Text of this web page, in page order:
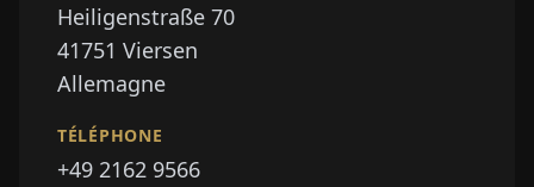
Heiligenstraße 70
41751 Viersen
Allemagne
TÉLÉPHONE
+49 2162 9566